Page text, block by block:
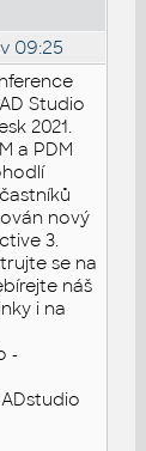
09:25
Studio
2021.
a PDM
nový
3.
se na
náš
i na
-